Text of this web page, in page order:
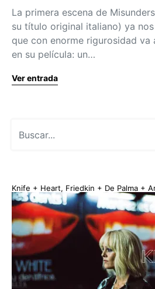
La primera escena de
su título original italiano) ya
que con enorme rigurosidad va
en su película: un…
Ver entrada
Knife + Heart, Friedkin + De Palma +